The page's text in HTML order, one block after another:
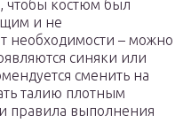
чтобы костюм был
и не
необходимости – можно
синяки или
сменить на
талию плотным
правила выполнения